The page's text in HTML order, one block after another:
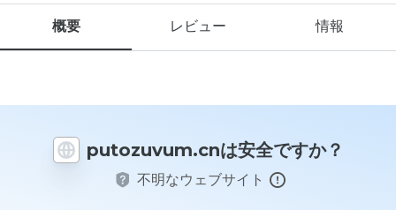
概要 レビュー 情報
putozuvum.cnは安全ですか？
不明なウェブサイト
この
イト